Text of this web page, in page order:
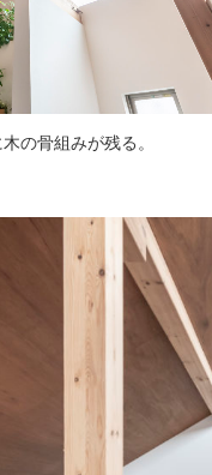
の骨組みが残る。